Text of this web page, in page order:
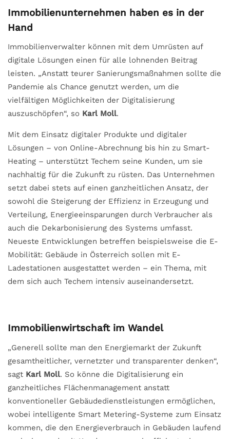
Immobilienunternehmen haben es in der
Hand
Immobilienverwalter können mit dem Umrüsten auf
digitale Lösungen einen für alle lohnenden Beitrag
leisten. „Anstatt teurer Sanierungsmaßnahmen sollte die
Pandemie als Chance genutzt werden, um die
vielfältigen Möglichkeiten der Digitalisierung
auszuschöpfen“, so Karl Moll.
Mit dem Einsatz digitaler Produkte und digitaler
Lösungen – von Online-Abrechnung bis hin zu Smart-
Heating – unterstützt Techem seine Kunden, um sie
nachhaltig für die Zukunft zu rüsten. Das Unternehmen
setzt dabei stets auf einen ganzheitlichen Ansatz, der
sowohl die Steigerung der Effizienz in Erzeugung und
Verteilung, Energieeinsparungen durch Verbraucher als
auch die Dekarbonisierung des Systems umfasst.
Neueste Entwicklungen betreffen beispielsweise die E-
Mobilität: Gebäude in Österreich sollen mit E-
Ladestationen ausgestattet werden – ein Thema, mit
dem sich auch Techem intensiv auseinandersetzt.
Immobilienwirtschaft im Wandel
„Generell sollte man den Energiemarkt der Zukunft
gesamtheitlicher, vernetzter und transparenter denken“,
sagt Karl Moll. So könne die Digitalisierung ein
ganzheitliches Flächenmanagement anstatt
konventioneller Gebäudedienstleistungen ermöglichen,
wobei intelligente Smart Metering-Systeme zum Einsatz
kommen, die den Energieverbrauch in Gebäuden laufend